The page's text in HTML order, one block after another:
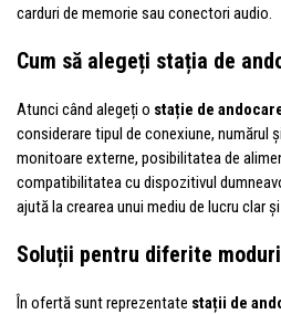
carduri de memorie sau conectori audio.
Cum să alegeți stația de
Atunci când alegeți o stație de
considerare tipul de conexiune, numărul
monitoare externe, posibilitatea de
compatibilitatea cu dispozitivul
ajută la crearea unui mediu de lucru clar
Soluții pentru diferite
În ofertă sunt reprezentate stații de